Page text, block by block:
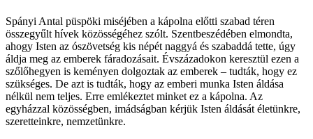
Spányi Antal püspöki miséjében a kápolna előtti szabad téren
összegyűlt hívek közösségéhez szólt. Szentbeszédében elmondta,
ahogy Isten az ószövetség kis népét naggyá és szabaddá tette, úgy
áldja meg az emberek fáradozásait. Évszázadokon keresztül ezen a
szőlőhegyen is keményen dolgoztak az emberek – tudták, hogy ez
szükséges. De azt is tudták, hogy az emberi munka Isten áldása
nélkül nem teljes. Erre emlékeztet minket ez a kápolna. Az
egyházzal közösségben, imádságban kérjük Isten áldását életünkre,
szeretteinkre, nemzetünkre.